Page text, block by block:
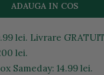
ADAUGA IN COS
lei. Livrare
lei.
Sameday: 14.99 lei.